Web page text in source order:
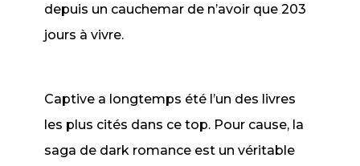
depuis un cauchemar de n’avoir que 203
jours à vivre.
Captive a longtemps été l’un des livres
les plus cités dans ce top. Pour cause, la
saga de dark romance est un véritable